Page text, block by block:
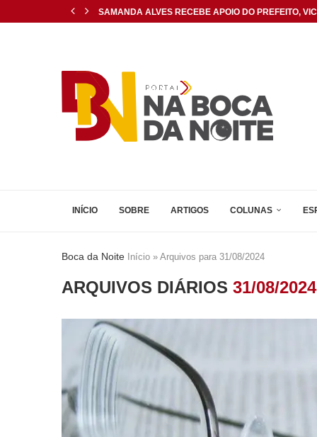
SAMANDA ALVES RECEBE APOIO DO PREFEITO,
INÍCIO SOBRE ARTIGOS COLUNAS
Boca da Noite Início » Arquivos para 31/08/2024
ARQUIVOS DIÁRIOS 31/08/2024